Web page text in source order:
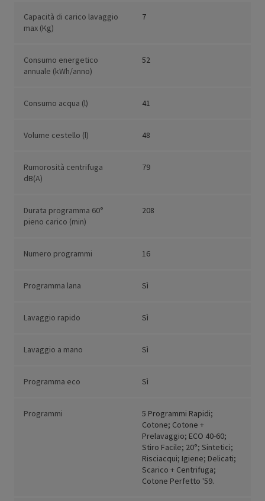
Capacità di carico lavaggio
max (Kg)
7
Consumo energetico
annuale (kWh/anno)
52
Consumo acqua (l) 41
Volume cestello (l) 48
Rumorosità centrifuga
dB(A)
79
Durata programma 60°
pieno carico (min)
208
Numero programmi 16
Programma lana Sì
Lavaggio rapido Sì
Lavaggio a mano Sì
Programma eco Sì
Programmi
5 Programmi Rapidi;
Cotone; Cotone +
Prelavaggio; ECO 40-60;
Stiro Facile; 20°; Sintetici;
Risciacqui; Igiene; Delicati;
Scarico + Centrifuga;
Cotone Perfetto '59.